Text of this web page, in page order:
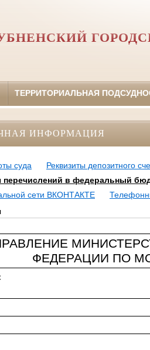
ТЕРРИТОРИАЛЬНАЯ
ИНФОРМАЦИЯ
суда
Реквизиты депозитного
перечислений в федеральный
сети ВКОНТАКТЕ
ФЕДЕРАЦИИ ПО